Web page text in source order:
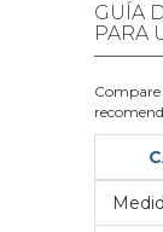
GUÍA
PARA
Compare